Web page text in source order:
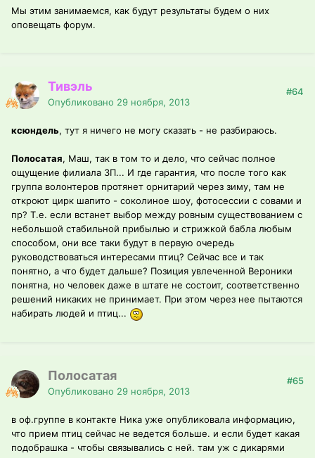
Мы этим занимаемся, как будут результаты будем о них
оповещать форум.
Тивэль
Опубликовано 29 ноября, 2013
#64
ксюндель, тут я ничего не могу сказать - не разбираюсь.
Полосатая, Маш, так в том то и дело, что сейчас полное
ощущение филиала ЗП... И где гарантия, что после того как
группа волонтеров протянет орнитарий через зиму, там не
откроют цирк шапито - соколиное шоу, фотосессии с совами и
пр? Т.е. если встанет выбор между ровным существованием с
небольшой стабильной прибылью и стрижкой бабла любым
способом, они все таки будут в первую очередь
руководствоваться интересами птиц? Сейчас все и так
понятно, а что будет дальше? Позиция увлеченной Вероники
понятна, но человек даже в штате не состоит, соответственно
решений никаких не принимает. При этом через нее пытаются
набирать людей и птиц...
Полосатая
Опубликовано 29 ноября, 2013
#65
в оф.группе в контакте Ника уже опубликовала информацию,
что прием птиц сейчас не ведется больше. и если будет какая
подобрашка - чтобы связывались с ней. там уж с дикарями